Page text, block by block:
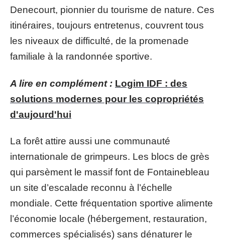
Denecourt, pionnier du tourisme de nature. Ces
itinéraires, toujours entretenus, couvrent tous
les niveaux de difficulté, de la promenade
familiale à la randonnée sportive.
A lire en complément : Logim IDF : des
solutions modernes pour les copropriétés
d'aujourd'hui
La forêt attire aussi une communauté
internationale de grimpeurs. Les blocs de grès
qui parsèment le massif font de Fontainebleau
un site d’escalade reconnu à l’échelle
mondiale. Cette fréquentation sportive alimente
l’économie locale (hébergement, restauration,
commerces spécialisés) sans dénaturer le